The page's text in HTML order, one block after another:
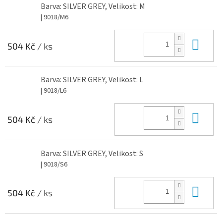
Barva: SILVER GREY, Velikost: M
| 9018/M6
504 Kč / ks
Barva: SILVER GREY, Velikost: L
| 9018/L6
504 Kč / ks
Barva: SILVER GREY, Velikost: S
| 9018/S6
504 Kč / ks